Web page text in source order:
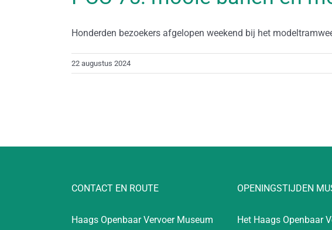
Honderden bezoekers afgelopen weekend bij het
22 augustus 2024
CONTACT EN ROUTE
Haags Openbaar Vervoer Museum
OPENINGSTIJDEN
Het Haags Openbaar